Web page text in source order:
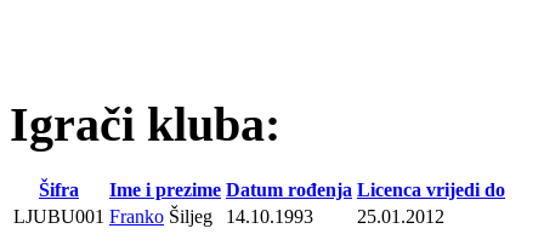
Igrači kluba:
Šifra Ime i prezime Datum rođenja Licenca vrijedi do
LJUBU001 Franko Šiljeg 14.10.1993 25.01.2012